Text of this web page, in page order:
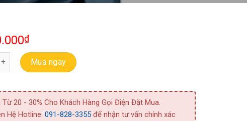
₫
Ly Tâm 1 Tầng Cánh CDX 200/20 số lượng
Mua ngay
Từ 20 - 30% Cho Khách Hàng Gọi Điện Đặt Mua.
Hệ Hotline: 091-828-3355để nhận tư vấn chính xác